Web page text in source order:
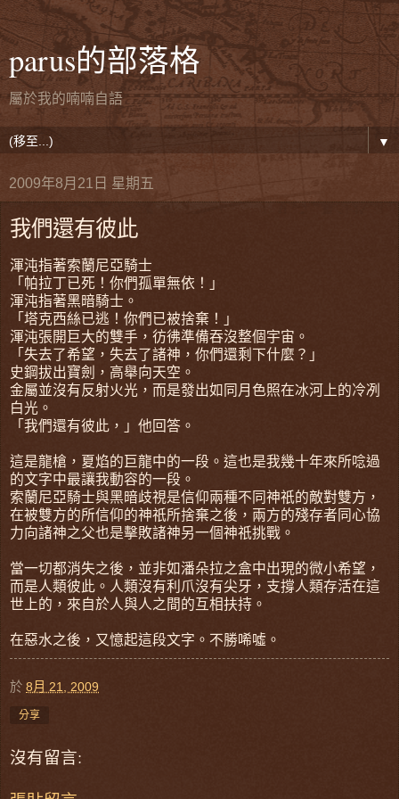
parus的部落格
屬於我的喃喃自語
▼
2009年8月21日 星期五
我們還有彼此
渾沌指著索蘭尼亞騎士
「帕拉丁已死！你們孤單無依！」
渾沌指著黑暗騎士。
「塔克西絲已逃！你們已被捨棄！」
渾沌張開巨大的雙手，彷彿準備吞沒整個宇宙。
「失去了希望，失去了諸神，你們還剩下什麼？」
史鋼拔出寶劍，高舉向天空。
金屬並沒有反射火光，而是發出如同月色照在冰河上的冷冽
白光。
「我們還有彼此，」他回答。
這是龍槍，夏焰的巨龍中的一段。這也是我幾十年來所唸過
的文字中最讓我動容的一段。
索蘭尼亞騎士與黑暗歧視是信仰兩種不同神祇的敵對雙方，
在被雙方的所信仰的神祇所捨棄之後，兩方的殘存者同心協
力向諸神之父也是擊敗諸神另一個神祇挑戰。
當一切都消失之後，並非如潘朵拉之盒中出現的微小希望，
而是人類彼此。人類沒有利爪沒有尖牙，支撐人類存活在這
世上的，來自於人與人之間的互相扶持。
在惡水之後，又憶起這段文字。不勝唏噓。
於 8月 21, 2009
分享
沒有留言: